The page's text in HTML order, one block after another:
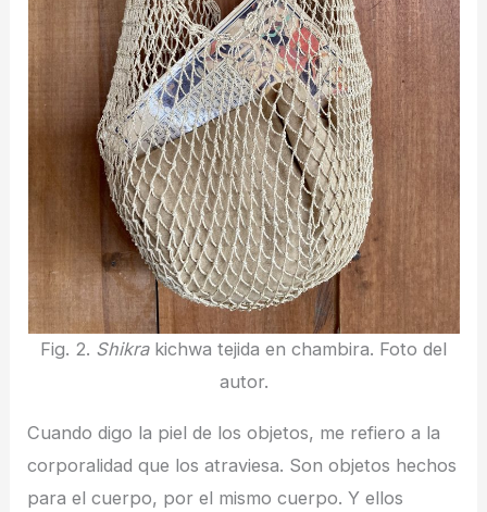
Fig. 2. Shikra kichwa tejida en chambira. Foto del
autor.
Cuando digo la piel de los objetos, me refiero a la
corporalidad que los atraviesa. Son objetos hechos
para el cuerpo, por el mismo cuerpo. Y ellos